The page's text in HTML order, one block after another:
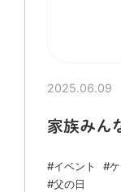
2025.06.09
家族みん
#イベント #
#父の日